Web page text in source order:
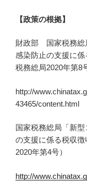
【政策の根拠】
財政部 国家税務総
感染防止の支援に
税務総局2020年第8
http://
43465/content.html
国家税務総局「新
の支援に係る税収
2020年第4号）
http://